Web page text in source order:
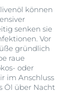
können
senken sie
Vor
gründlich
raue
oder
im Anschluss
Öl über Nacht